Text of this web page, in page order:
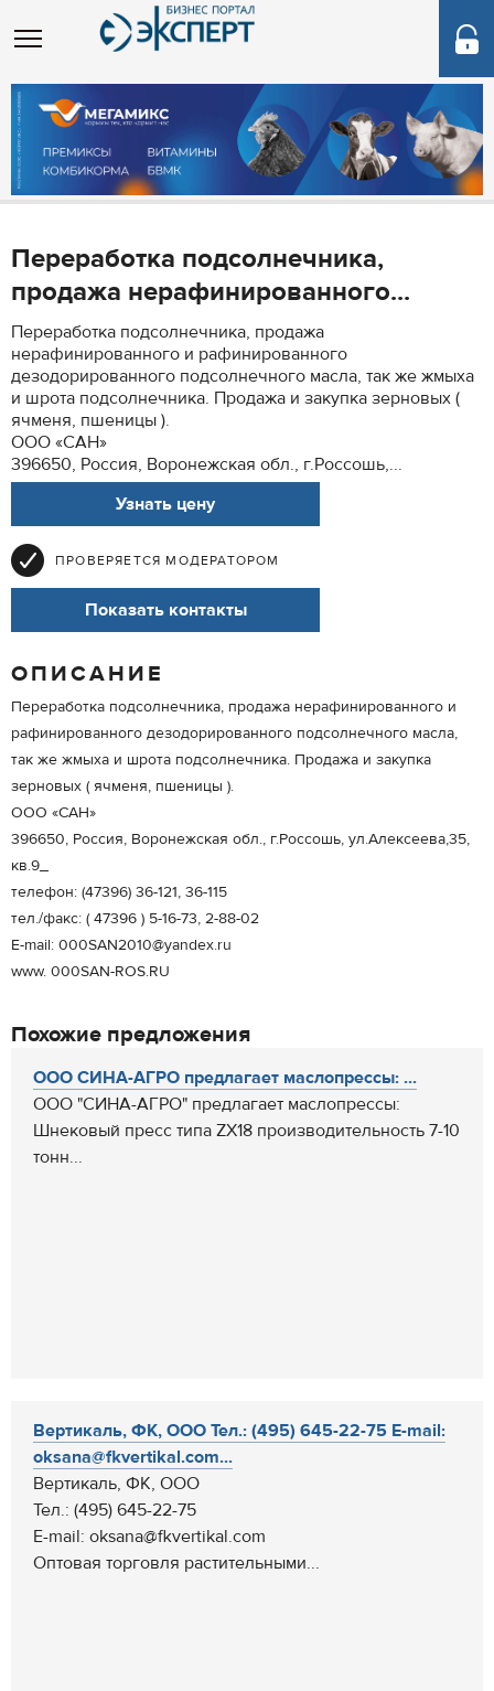
Переработка подсолнечника,
продажа нерафинированного...
Переработка подсолнечника, продажа
нерафинированного и рафинированного
дезодорированного подсолнечного масла, так же жмыха
и шрота подсолнечника. Продажа и закупка зерновых (
ячменя, пшеницы ).
ООО «САН»
396650, Россия, Воронежская обл., г.Россошь,...
Узнать цену
ПРОВЕРЯЕТСЯ МОДЕРАТОРОМ
Показать контакты
ОПИСАНИЕ
Переработка подсолнечника, продажа нерафинированного и
рафинированного дезодорированного подсолнечного масла,
так же жмыха и шрота подсолнечника. Продажа и закупка
зерновых ( ячменя, пшеницы ).
ООО «САН»
396650, Россия, Воронежская обл., г.Россошь, ул.Алексеева,35,
кв.9_
телефон: (47396) 36-121, 36-115
тел./факс: ( 47396 ) 5-16-73, 2-88-02
Е-mail: 000SAN2010@yandex.ru
www. 000SAN-ROS.RU
Похожие предложения
ООО СИНА-АГРО предлагает маслопрессы: ...
ООО "СИНА-АГРО" предлагает маслопрессы:
Шнековый пресс типа ZX18 производительность 7-10
тонн...
Вертикаль, ФК, ООО Тел.: (495) 645-22-75 E-mail:
oksana@fkvertikal.com...
Вертикаль, ФК, ООО
Тел.: (495) 645-22-75
E-mail: oksana@fkvertikal.com
Оптовая торговля растительными...